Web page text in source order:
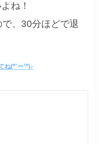
ね！
、30分ほどで退
(*’ー’*)♪